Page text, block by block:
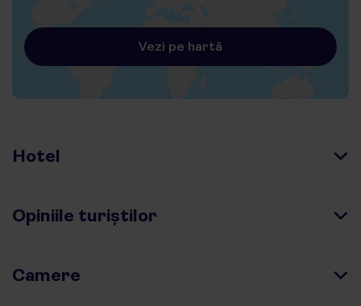
Vezi pe hartă
Hotel
Opiniile turiștilor
Camere